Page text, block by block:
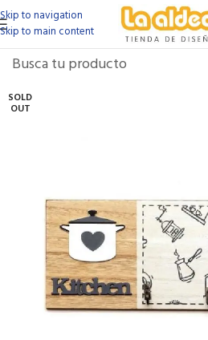
Skip to navigation
Skip to main content
SOLD
OUT